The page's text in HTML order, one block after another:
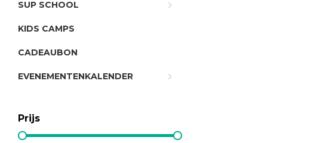
SUP SCHOOL
KIDS CAMPS
CADEAUBON
EVENEMENTENKALENDER
Prijs